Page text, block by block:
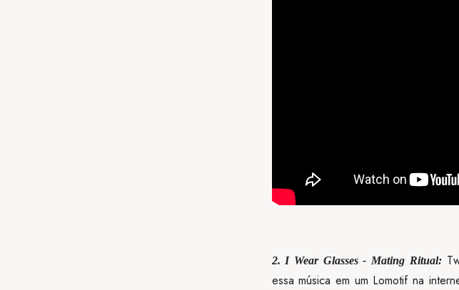
2. I Wear Glasses - Mating Ritual:
essa música em um Lomotif na